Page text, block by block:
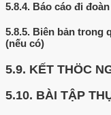
5.8.4. Báo cáo đi
5.8.5. Biên bản trong
(nếu có)
5.9. KẾT THÖC
5.10. BÀI TẬP